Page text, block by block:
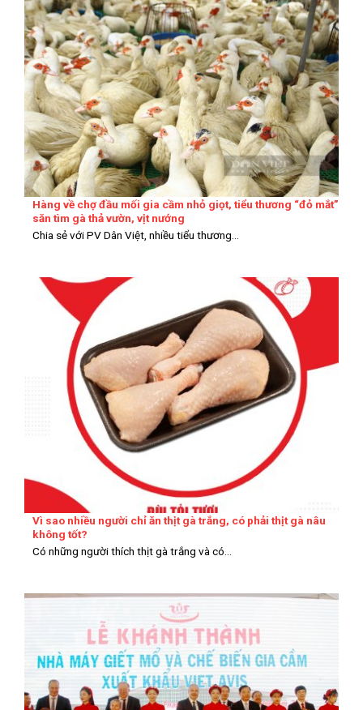
Hàng về chợ đầu mối gia cầm nhỏ giọt, tiểu thương “đỏ mắt”
săn tìm gà thả vườn, vịt nướng
Chia sẻ với PV Dân Việt, nhiều tiểu thương...
Vì sao nhiều người chỉ ăn thịt gà trắng, có phải thịt gà nâu
không tốt?
Có những người thích thịt gà trắng và có...